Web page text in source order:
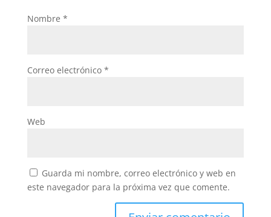
Nombre *
Correo electrónico *
Web
Guarda mi nombre, correo electrónico y web en
este navegador para la próxima vez que comente.